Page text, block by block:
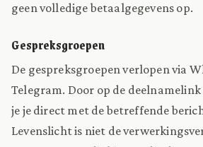
geen volledige betaalgegevens op.
Gespreksgroepen
De gespreksgroepen verlopen via
Telegram. Door op de
je je direct met de betreffende
Levenslicht is niet de